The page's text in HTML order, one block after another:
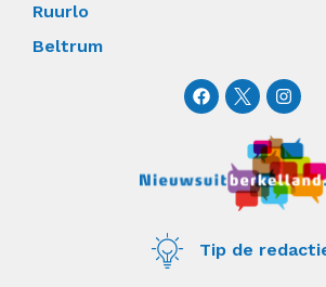
Ruurlo
Beltrum
F
a
o
o
I
n
t
a
g
r
a
Tip de